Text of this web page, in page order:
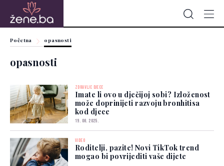
Početna opasnosti
opasnosti
ZDRAVLJE DJECE
Imate li ovo u dječijoj sobi? Izloženost
može doprinijeti razvoju bronhitisa
kod djece
19. 06. 2025.
VIDEO
Roditelji, pazite! Novi TikTok trend
mogao bi povrijediti vaše dijete